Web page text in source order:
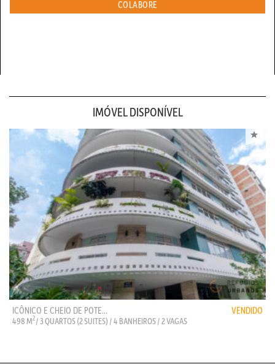
COLABORE
IMÓVEL DISPONÍVEL
ICÔNICO E CHEIO DE POTE... VENDIDO
498 M2/ 3 QUARTOS (2 SUITES) / 4 BANHEIROS / 2 VAGAS